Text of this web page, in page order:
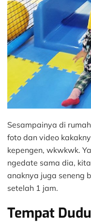
Sesampainya di
foto dan video
kepengen, wkwkwk.
ngedate sama dia,
anaknya juga seneng
setelah 1 jam.
Tempat